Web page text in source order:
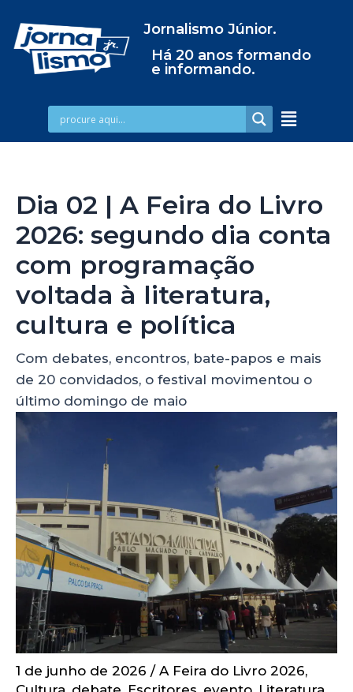
Jornalismo Júnior.
Há 20 anos formando
e informando.
Dia 02 | A Feira do Livro
2026: segundo dia conta
com programação
voltada à literatura,
cultura e política
Com debates, encontros, bate-papos e mais
de 20 convidados, o festival movimentou o
último domingo de maio
1 de junho de 2026 / A Feira do Livro 2026,